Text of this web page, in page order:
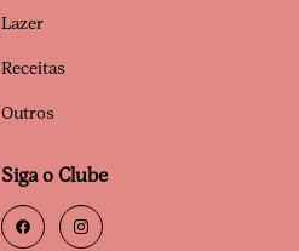
Lazer
Receitas
Outros
Siga o Clube